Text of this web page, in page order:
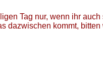
Tag nur, wenn ihr
dazwischen kommt,